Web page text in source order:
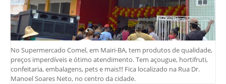
No Supermercado Comel, em Mairi-BA, tem produtos de qualidade,
preços imperdíveis e ótimo atendimento. Tem açougue, hortifruti,
confeitaria, embalagens, pets e mais!!! Fica localizado na Rua Dr.
Manoel Soares Neto, no centro da cidade.